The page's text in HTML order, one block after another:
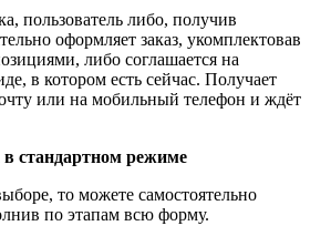
пользователь либо, получив
оформляет заказ, укомплектовав
либо соглашается на
в котором есть сейчас. Получает
или на мобильный телефон и ждёт
стандартном режиме
то можете самостоятельно
по этапам всю форму.